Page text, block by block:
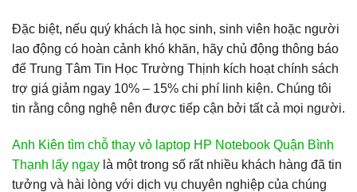
Đặc biệt, nếu quý khách là học sinh, sinh viên hoặc người
lao động có hoàn cảnh khó khăn, hãy chủ động thông báo
để Trung Tâm Tin Học Trường Thịnh kích hoạt chính sách
trợ giá giảm ngay 10% – 15% chi phí linh kiện. Chúng tôi
tin rằng công nghệ nên được tiếp cận bởi tất cả mọi người.
Anh Kiên tìm chỗ thay vỏ laptop HP Notebook Quận Bình
Thạnh lấy ngay là một trong số rất nhiều khách hàng đã tin
tưởng và hài lòng với dịch vụ chuyên nghiệp của chúng